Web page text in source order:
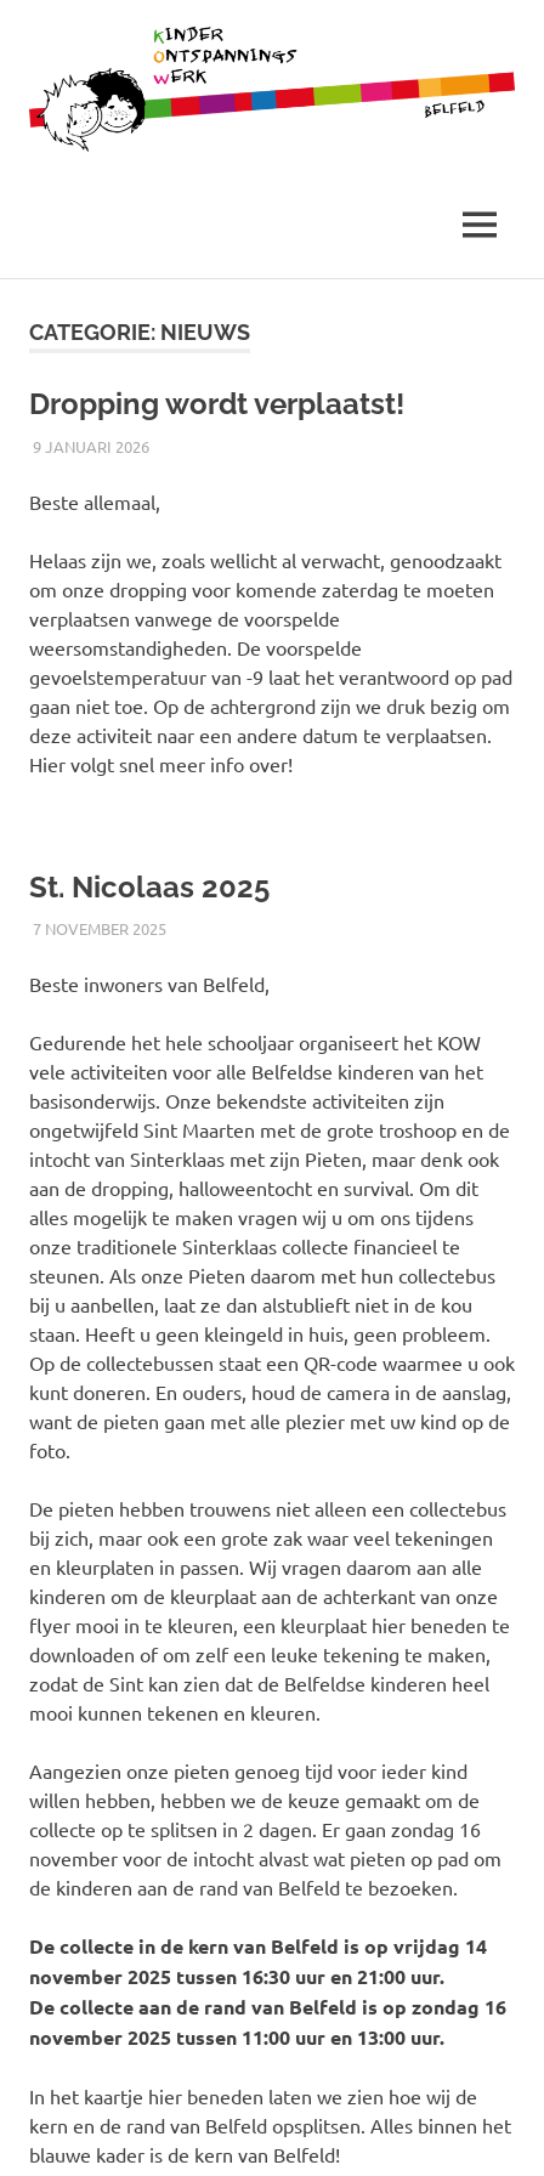
naar
MENU
CATEGORIE: NIEUWS
Dropping wordt verplaatst!
9 JANUARI 2026RICK
NIEUWS
Beste allemaal,
Helaas zijn we, zoals wellicht al verwacht, genoodzaakt
om onze dropping voor komende zaterdag te moeten
verplaatsen vanwege de voorspelde
weersomstandigheden. De voorspelde
gevoelstemperatuur van -9 laat het verantwoord op pad
gaan niet toe. Op de achtergrond zijn we druk bezig om
deze activiteit naar een andere datum te verplaatsen.
Hier volgt snel meer info over!
St. Nicolaas 2025
7 NOVEMBER 2025RICK
NIEUWS
Beste inwoners van Belfeld,
Gedurende het hele schooljaar organiseert het KOW
vele activiteiten voor alle Belfeldse kinderen van het
basisonderwijs. Onze bekendste activiteiten zijn
ongetwijfeld Sint Maarten met de grote troshoop en de
intocht van Sinterklaas met zijn Pieten, maar denk ook
aan de dropping, halloweentocht en survival. Om dit
alles mogelijk te maken vragen wij u om ons tijdens
onze traditionele Sinterklaas collecte financieel te
steunen. Als onze Pieten daarom met hun collectebus
bij u aanbellen, laat ze dan alstublieft niet in de kou
staan. Heeft u geen kleingeld in huis, geen probleem.
Op de collectebussen staat een QR-code waarmee u ook
kunt doneren. En ouders, houd de camera in de aanslag,
want de pieten gaan met alle plezier met uw kind op de
foto.
De pieten hebben trouwens niet alleen een collectebus
bij zich, maar ook een grote zak waar veel tekeningen
en kleurplaten in passen. Wij vragen daarom aan alle
kinderen om de kleurplaat aan de achterkant van onze
flyer mooi in te kleuren, een kleurplaat hier beneden te
downloaden of om zelf een leuke tekening te maken,
zodat de Sint kan zien dat de Belfeldse kinderen heel
mooi kunnen tekenen en kleuren.
Aangezien onze pieten genoeg tijd voor ieder kind
willen hebben, hebben we de keuze gemaakt om de
collecte op te splitsen in 2 dagen. Er gaan zondag 16
november voor de intocht alvast wat pieten op pad om
de kinderen aan de rand van Belfeld te bezoeken.
De collecte in de kern van Belfeld is op vrijdag 14
november 2025 tussen 16:30 uur en 21:00 uur.
De collecte aan de rand van Belfeld is op zondag 16
november 2025 tussen 11:00 uur en 13:00 uur.
In het kaartje hier beneden laten we zien hoe wij de
kern en de rand van Belfeld opsplitsen. Alles binnen het
blauwe kader is de kern van Belfeld!